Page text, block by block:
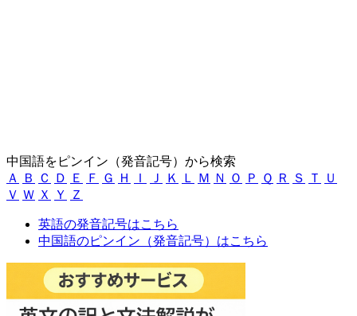
中国語をピンイン（発音記号）から検索
Ａ
Ｂ Ｃ Ｄ Ｅ Ｆ Ｇ Ｈ Ｉ Ｊ Ｋ Ｌ Ｍ Ｎ Ｏ Ｐ Ｑ Ｒ Ｓ Ｔ
Ｕ
Ｖ Ｗ Ｘ Ｙ Ｚ
英語の発音記号はこちら
中国語のピンイン（発音記号）はこちら